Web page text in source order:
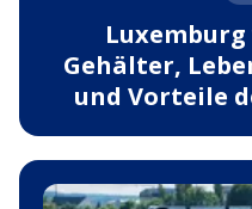
Gehälter,
und Vorteile